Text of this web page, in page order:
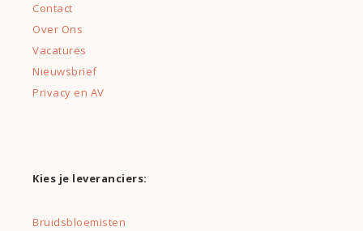
Contact
Over Ons
Vacatures
Nieuwsbrief
Privacy en AV
Kies je leveranciers:
Bruidsbloemisten